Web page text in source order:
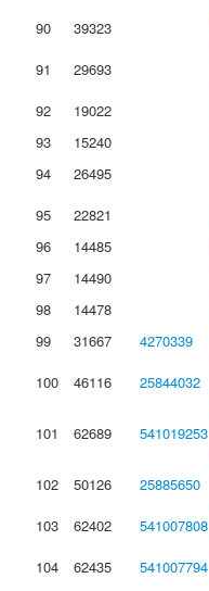
90
39323
91
29693
92
19022
93
15240
94
26495
95
22821
96
14485
97
14490
98
14478
99
31667 4270339
100
46116 25844032
101 62689 541019253
102 50126 25885650
103
62402 541007808
104
62435 541007794